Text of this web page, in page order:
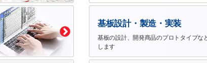
基板設計・製造・実装
基板の設計、開発商品のプロトタイプな
します